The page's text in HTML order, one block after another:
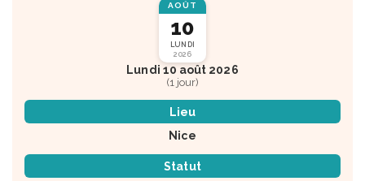
AOÛT
10
LUNDI
2026
Lundi 10 août 2026
(1 jour)
Lieu
Nice
Statut